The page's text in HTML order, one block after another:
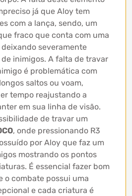
já que Aloy tem
com a lança, sendo, um
fraco que conta com uma
severamente
inimigos. A falta de travar
é problemática com
saltos ou voam,
tempo reajustando a
em sua linha de visão.
de travar um
, onde pressionando R3
por Aloy que faz um
mostrando os pontos
É essencial fazer bom
o combate possui uma
e cada criatura é